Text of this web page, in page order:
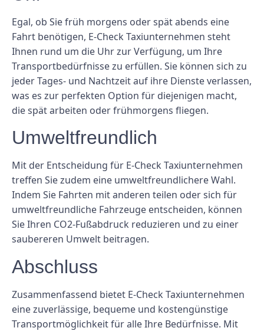
Egal, ob Sie früh morgens oder spät abends eine
Fahrt benötigen, E-Check Taxiunternehmen steht
Ihnen rund um die Uhr zur Verfügung, um Ihre
Transportbedürfnisse zu erfüllen. Sie können sich zu
jeder Tages- und Nachtzeit auf ihre Dienste verlassen,
was es zur perfekten Option für diejenigen macht,
die spät arbeiten oder frühmorgens fliegen.
Umweltfreundlich
Mit der Entscheidung für E-Check Taxiunternehmen
treffen Sie zudem eine umweltfreundlichere Wahl.
Indem Sie Fahrten mit anderen teilen oder sich für
umweltfreundliche Fahrzeuge entscheiden, können
Sie Ihren CO2-Fußabdruck reduzieren und zu einer
saubereren Umwelt beitragen.
Abschluss
Zusammenfassend bietet E-Check Taxiunternehmen
eine zuverlässige, bequeme und kostengünstige
Transportmöglichkeit für alle Ihre Bedürfnisse. Mit